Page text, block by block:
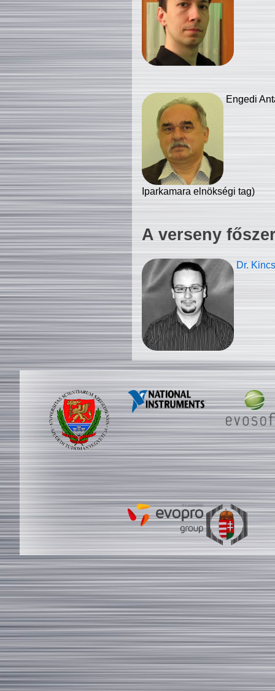
Engedi
Iparkamara elnökségi tag)
A verseny
Dr.